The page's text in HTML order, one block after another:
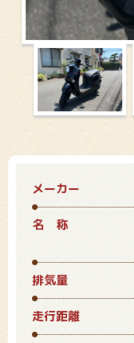
メーカー
名 称
排気量
走行距離